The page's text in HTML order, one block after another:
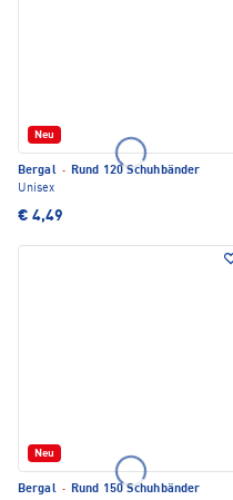
Neu
Bergal · Rund 120 Schuhbänder
Unisex
€ 4,49
Neu
Bergal · Rund 150 Schuhbänder